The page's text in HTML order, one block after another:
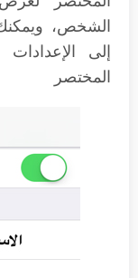
الشخص،
إلى الإعدادات
المختصر